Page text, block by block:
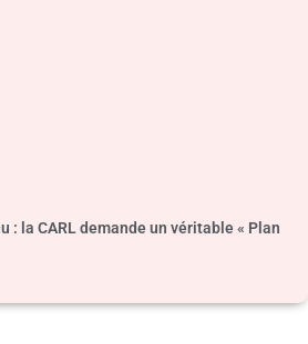
: la CARL demande un véritable « Plan